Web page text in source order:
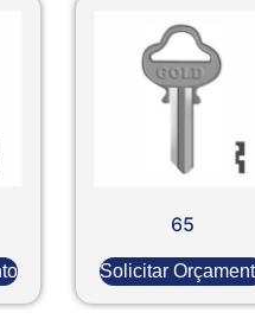
65
Solicitar